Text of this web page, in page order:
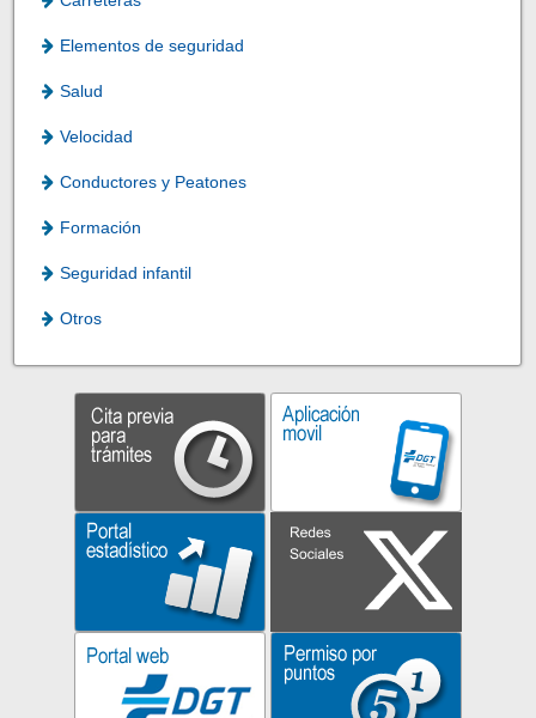
Elementos de seguridad
Salud
Velocidad
Conductores y Peatones
Formación
Seguridad infantil
Otros